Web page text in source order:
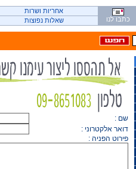
אחריות ושרות
כתבו לנו
שאלות נפוצות
שם :
דואר אלקטרוני :
פירוט הפניה :